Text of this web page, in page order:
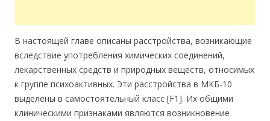
В настоящей главе описаны расстройства, возникающие
вследствие употребления химических соединений,
лекарственных средств и природных веществ, относимых
к группе психоактивных. Эти расстройства в МКБ-10
выделены в самостоятельный класс [F1]. Их общими
клиническими признаками являются возникновение